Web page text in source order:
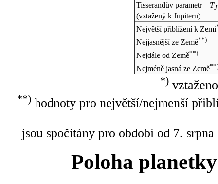
Tisserandův parametr – TJ
(vztažený k Jupiteru)
Největší přiblížení k Zemi
Nejjasnější ze Země**)
Nejdále od Země**)
Nejméně jasná ze Země**)
*)
**)hodnoty pro největší/nejmenší
jsou spočítány pro období od 7.
Poloha